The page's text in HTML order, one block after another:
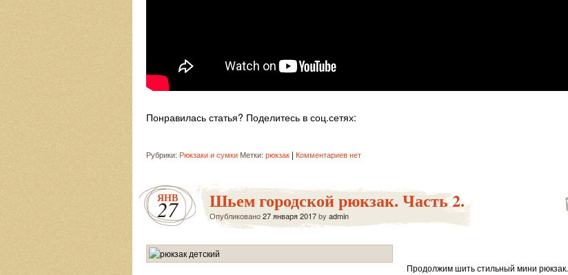
Понравилась статья? Поделитесь в соц.сетях:
Рубрики: Рюкзаки и сумки Метки: рюкзак | Комментариев нет
ЯНВ
27 Шьем городской рюкзак. Часть 2.
Опубликовано27 января 2017by admin
Продолжим шить стильный мини рюкзак.